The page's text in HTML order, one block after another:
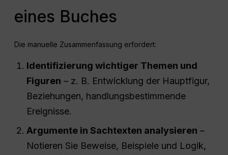
eines Buches
Die manuelle Zusammenfassung erfordert:
Identifizierung wichtiger Themen und
Figuren – z. B. Entwicklung der Hauptfigur,
Beziehungen, handlungsbestimmende
Ereignisse.
Argumente in Sachtexten analysieren –
Notieren Sie Beweise, Beispiele und Logik,